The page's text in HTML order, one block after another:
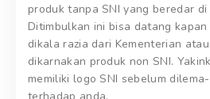
produk tanpa SNI yang beredar di
Ditimbulkan ini bisa datang
dikala razia dari Kementerian
dikarnakan produk non SNI.
memiliki logo SNI sebelum